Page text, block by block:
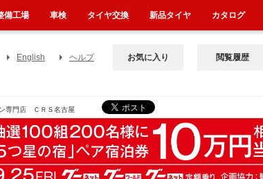
English ヘルプ お気に入り 閲覧履歴
専門店 ＣＲＳ名古屋
備工場 車検 タイヤ交換 新品タイヤ カタログ